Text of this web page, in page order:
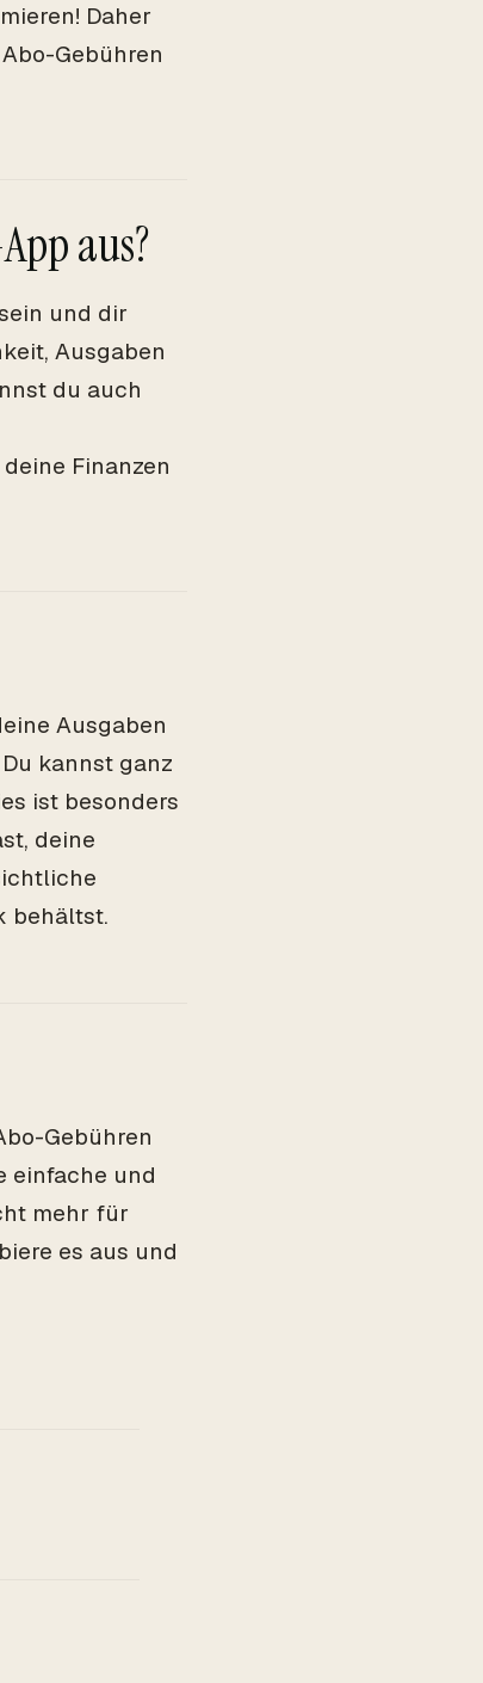
Daher
Gebühren
aus?
und dir
Ausgaben
du auch
Finanzen
Ausgaben
kannst ganz
ist besonders
deine
behältst.
Gebühren
einfache und
mehr für
es aus und